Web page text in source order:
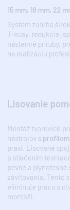
15 mm, 18 mm, 22
Systém zahŕňa
T-kusy, redukcie,
nástenné príruby,
na realizáciu
Lisovanie
Montáž tvaroviek
nástrojov s profilom
praxi. Lisované
a stlačením
pevné a
závitovania. Tento
eliminuje prácu s
montáži.